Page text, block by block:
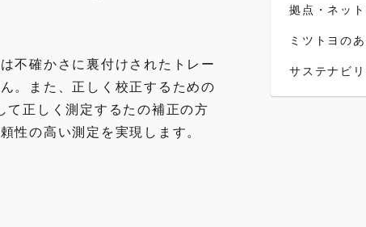
不確かさに裏付けされたトレー
。また、正しく校正するための
て正しく測定するたの補正の方
性の高い測定を実現します。
拠点・ネッ
ミツトヨの
サステナビ